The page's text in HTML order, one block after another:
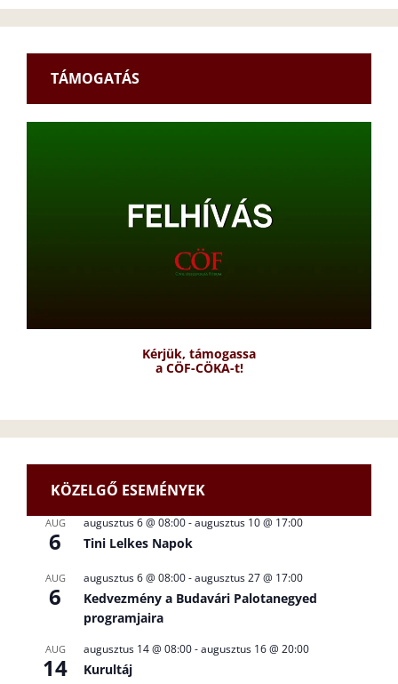
TÁMOGATÁS
Kérjük, támogassa
a CÖF-CÖKA-t!
KÖZELGŐ ESEMÉNYEK
AUG
6
augusztus 6 @ 08:00-augusztus 10 @ 17:00
Tini Lelkes Napok
AUG
6
augusztus 6 @ 08:00-augusztus 27 @ 17:00
Kedvezmény a Budavári Palotanegyed
programjaira
AUG
14
augusztus 14 @ 08:00-augusztus 16 @ 20:00
Kurultáj